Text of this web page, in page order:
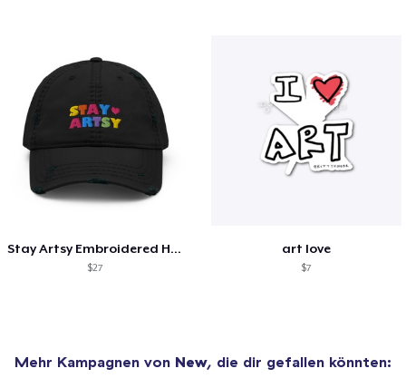
Stay Artsy Embroidered Hat
$27
art love
$7
Mehr Kampagnen von New, die dir gefallen könnten: